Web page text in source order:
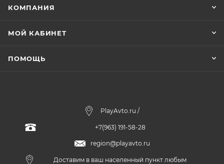
КОМПАНИЯ
МОЙ КАБИНЕТ
ПОМОЩЬ
PlayAvto.ru /
+7(963) 191-58-28
region@playavto.ru
Доставим в ваш населенный пункт любым